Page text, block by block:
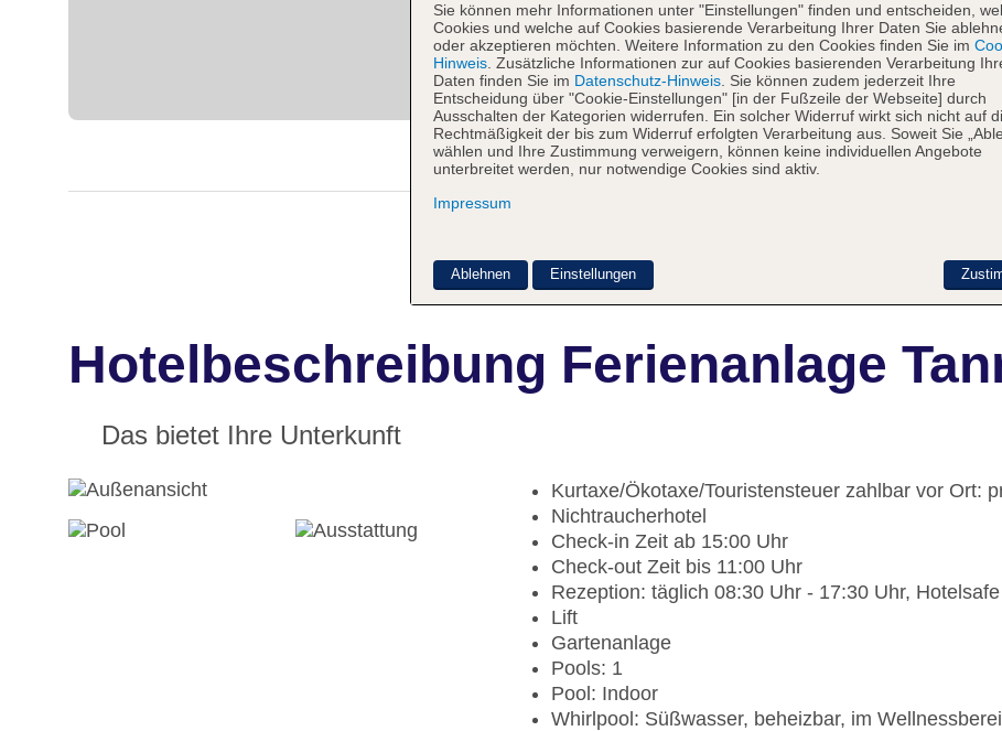
Hotelbeschreibung Ferienanlage
Das bietet Ihre Unterkunft
Kurtaxe/Ökotaxe/Touristensteuer zahlbar vor Ort:
Nichtraucherhotel
Check-in Zeit ab 15:00 Uhr
Check-out Zeit bis 11:00 Uhr
Rezeption: täglich 08:30 Uhr - 17:30 Uhr, Hotelsafe
Lift
Gartenanlage
Pools: 1
Pool: Indoor
Whirlpool: Süßwasser, beheizbar, im
Sie können mehr Informationen unter "Einstellungen" finden und entscheiden,
Cookies und welche auf Cookies basierende Verarbeitung Ihrer Daten Sie
oder akzeptieren möchten. Weitere Information zu den Cookies finden Sie im
Hinweis . Zusätzliche Informationen zur auf Cookies basierenden Verarbeitung
Daten finden Sie im Datenschutz-Hinweis . Sie können zudem jederzeit Ihre
Entscheidung über "Cookie-Einstellungen" [in der Fußzeile der Webseite] durch
Ausschalten der Kategorien widerrufen. Ein solcher Widerruf wirkt sich nicht auf
Rechtmäßigkeit der bis zum Widerruf erfolgten Verarbeitung aus. Soweit Sie
wählen und Ihre Zustimmung verweigern, können keine individuellen Angebote
unterbreitet werden, nur notwendige Cookies sind aktiv.
Impressum
Ablehnen Einstellungen